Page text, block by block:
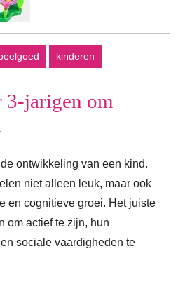
kinderen
3-jarigen om
ontwikkeling van een kind.
niet alleen leuk, maar ook
en cognitieve groei. Het juiste
om actief te zijn, hun
sociale vaardigheden te